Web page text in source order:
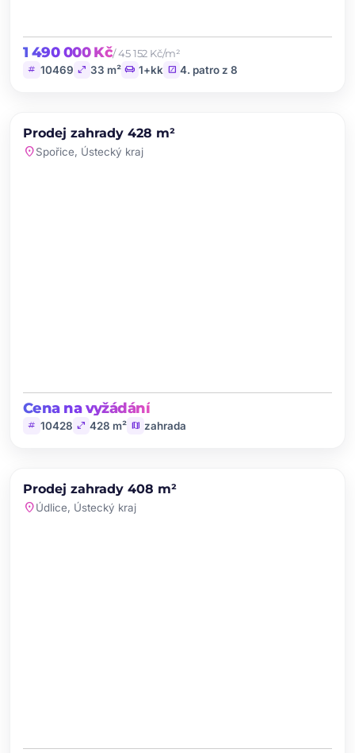
1 490 000 Kč/ 45 152 Kč/m²
tag 10469 open_in_full 33 m² chair 1+kk stairs 4. patro z 8
PRODEJ
Prodej zahrady 428 m²
location_onSpořice, Ústecký kraj
Cena na vyžádání
tag 10428 open_in_full 428 m² map zahrada
PRODEJ
Prodej zahrady 408 m²
location_onÚdlice, Ústecký kraj